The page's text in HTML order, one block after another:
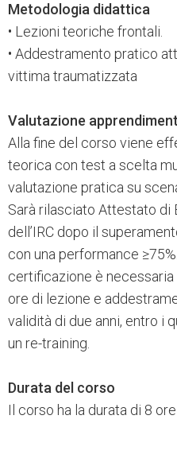
Metodologia didattica
• Lezioni teoriche frontali.
• Addestramento pratico
vittima traumatizzata
Valutazione
Alla fine del corso viene
teorica con test a scelta
valutazione pratica su
Sarà rilasciato Attestato di
dell’IRC dopo il
con una performance
certificazione è
ore di lezione e
validità di due anni, entro i
un re-training.
Durata del corso
Il corso ha la durata di 8